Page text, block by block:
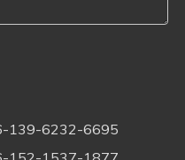
139-6232-6695